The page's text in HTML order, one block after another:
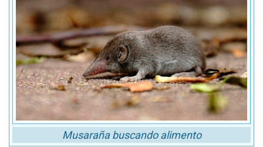
Musaraña buscando alimento